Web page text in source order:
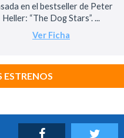
en el bestseller de Peter
Heller: “The Dog Stars”. ...
Ver Ficha
ESTRENOS